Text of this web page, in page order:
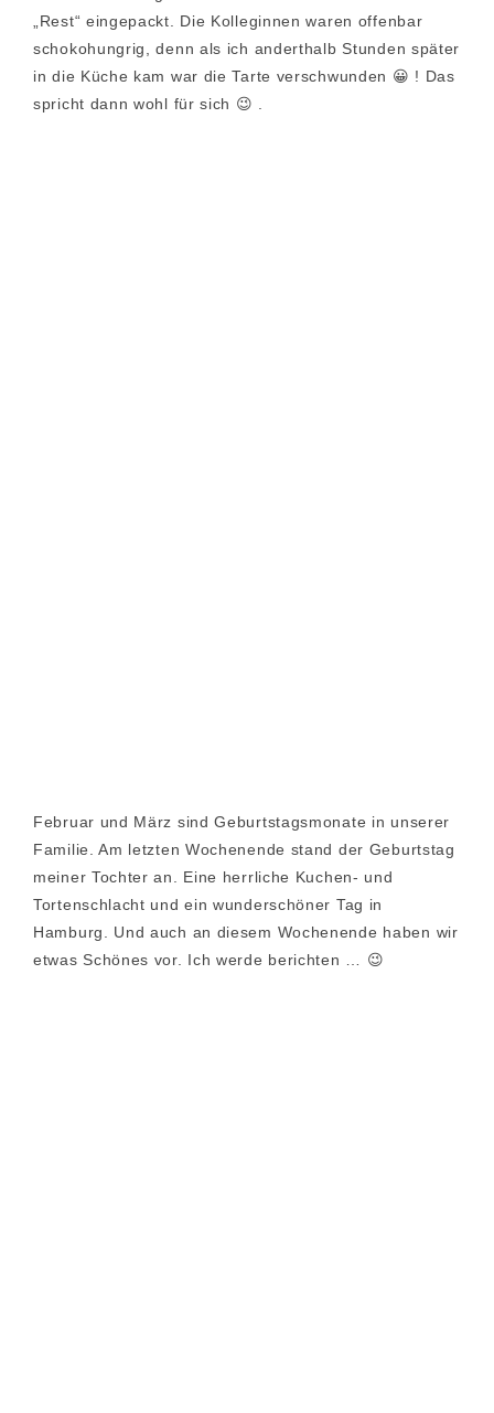
„Rest“ eingepackt. Die Kolleginnen waren offenbar
schokohungrig, denn als ich anderthalb Stunden später
in die Küche kam war die Tarte verschwunden 😀 ! Das
spricht dann wohl für sich 😉 .
Februar und März sind Geburtstagsmonate in unserer
Familie. Am letzten Wochenende stand der Geburtstag
meiner Tochter an. Eine herrliche Kuchen- und
Tortenschlacht und ein wunderschöner Tag in
Hamburg. Und auch an diesem Wochenende haben wir
etwas Schönes vor. Ich werde berichten … 😉